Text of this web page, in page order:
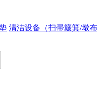
清洁设备（扫帚簸箕/墩布